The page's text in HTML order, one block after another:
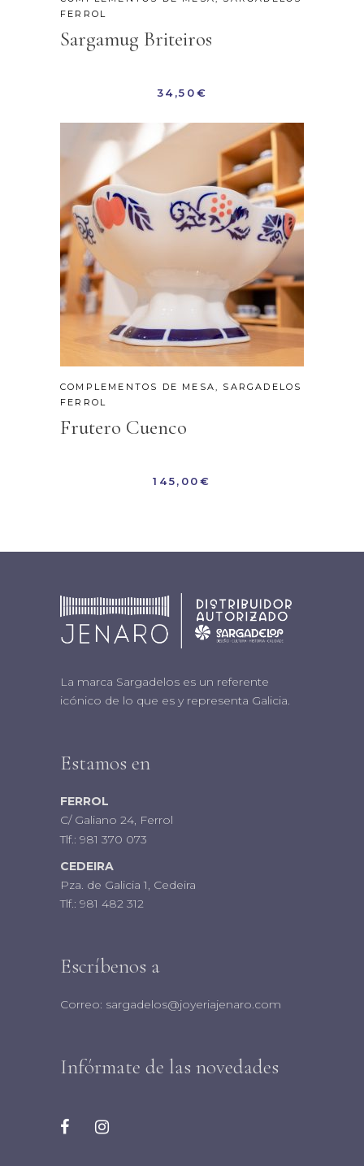
FERROL
Sargamug Briteiros
34,50€
COMPLEMENTOS DE MESA, SARGADELOS
FERROL
Frutero Cuenco
145,00€
La marca Sargadelos es un referente
icónico de lo que es y representa Galicia.
Estamos en
FERROL
C/ Galiano 24, Ferrol
Tlf.: 981 370 073
CEDEIRA
Pza. de Galicia 1, Cedeira
Tlf.: 981 482 312
Escríbenos a
Correo: sargadelos@joyeriajenaro.com
Infórmate de las novedades